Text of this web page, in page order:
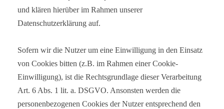
und klären hierüber im Rahmen unserer
Datenschutzerklärung auf.
Sofern wir die Nutzer um eine Einwilligung in den Einsatz
von Cookies bitten (z.B. im Rahmen einer Cookie-
Einwilligung), ist die Rechtsgrundlage dieser Verarbeitung
Art. 6 Abs. 1 lit. a. DSGVO. Ansonsten werden die
personenbezogenen Cookies der Nutzer entsprechend den